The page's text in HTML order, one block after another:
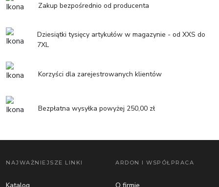
Zakup bezpośrednio od producenta
Dziesiątki tysięcy artykułów w magazynie - od XXS do
7XL
Korzyści dla zarejestrowanych klientów
Bezpłatna wysyłka powyżej 250,00 zł
NAJWAŻNIEJSZE LINKI ARDON I WSPÓŁPRACA